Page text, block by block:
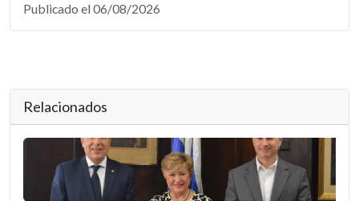
Publicado el 06/08/2026
Relacionados